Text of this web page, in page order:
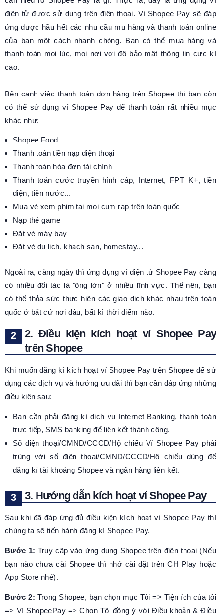
điện tử được sử dụng trên điện thoại. Ví Shopee Pay sẽ đáp
ứng được hầu hết các nhu cầu mu hàng và thanh toán online
của bạn một cách nhanh chóng. Bạn có thể mua hàng và
thanh toán mọi lúc, mọi nơi với độ bảo mật thông tin cực kì
cao.
Bên cạnh việc thanh toán đơn hàng trên Shopee thì bạn còn
có thể sử dụng ví Shopee Pay để thanh toán rất nhiều mục
khác như:
Shopee Food
Thanh toán tiền nạp điện thoại
Thanh toán hóa đơn tài chính
Thanh toán cước truyền hình cáp, Internet, FPT, K+, tiền
điện, tiền nước...
Mua vé xem phim tại mọi cụm rạp trên toàn quốc
Nạp thẻ game
Đặt vé máy bay
Đặt vé du lịch, khách sạn, homestay...
Ngoài ra, càng ngày thì ứng dụng ví điện tử Shopee Pay càng
có nhiều đối tác là "ông lớn" ở nhiều lĩnh vực. Thế nên, bạn
có thể thỏa sức thực hiện các giao dịch khác nhau trên toàn
quốc ở bất cứ nơi đâu, bất kì thời điểm nào.
2. Điều kiện kích hoạt ví Shopee Pay
trên Shopee
Khi muốn đăng kí kích hoạt ví Shopee Pay trên Shopee để sử
dụng các dịch vụ và hưởng ưu đãi thì bạn cần đáp ứng những
điều kiện sau:
Bạn cần phải đăng kí dịch vụ Internet Banking, thanh toán
trực tiếp, SMS banking để liên kết thành công.
Số điện thoại/CMND/CCCD/Hộ chiếu Ví Shopee Pay phải
trùng với số điện thoại/CMND/CCCD/Hộ chiếu dùng để
đăng kí tài khoảng Shopee và ngân hàng liên kết.
3. Hướng dẫn kích hoạt ví Shopee Pay
Sau khi đã đáp ứng đủ điều kiện kích hoạt ví Shopee Pay thì
chúng ta sẽ tiến hành đăng kí Shopee Pay.
Bước 1: Truy cập vào ứng dụng Shopee trên điện thoại (Nếu
bạn nào chưa cài Shopee thì nhớ cài đặt trên CH Play hoặc
App Store nhé).
Bước 2: Trong Shopee, bạn chọn mục Tôi => Tiện ích của tôi
=> Ví ShopeePay => Chọn Tôi đồng ý với Điều khoản & Điều